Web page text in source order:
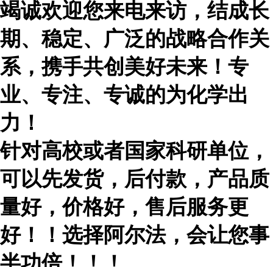
竭诚欢迎您来电来访，结成长
期、稳定、广泛的战略合作关
系，携手共创美好未来！专
业、专注、专诚的为化学出
力！
针对高校或者国家科研单位，
可以先发货，后付款，产品质
量好，价格好，售后服务更
好！！选择阿尔法，会让您事